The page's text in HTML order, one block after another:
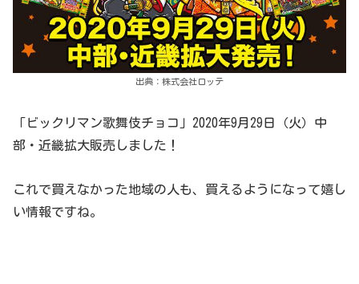
出典：株式会社ロッテ
「ビックリマン歌舞伎チョコ」2020年9月29日（火）中
部・近畿拡大販売しました！
これで買えなかった地域の人も、買えるようになって嬉し
い情報ですね。